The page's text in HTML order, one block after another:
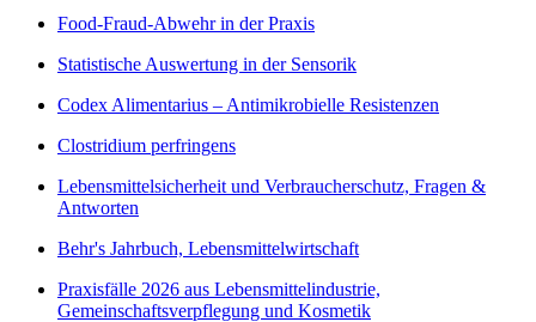
Food-Fraud-Abwehr in der Praxis
Statistische Auswertung in der Sensorik
Codex Alimentarius – Antimikrobielle Resistenzen
Clostridium perfringens
Lebensmittelsicherheit und Verbraucherschutz, Fragen &
Antworten
Behr's Jahrbuch, Lebensmittelwirtschaft
Praxisfälle 2026 aus Lebensmittelindustrie,
Gemeinschaftsverpflegung und Kosmetik